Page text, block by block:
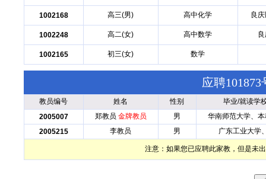
1002168 高三(男) 高中化学 良
1002248 高二(女) 高中数学
1002165 初三(女) 数学
应聘
教员编号 姓名 性别
毕业/就读学
2005007
郑教员 金牌教员 男
华南师范大学、
2005215
李教员 男 广东工业大学
注意：如果您已应聘此家教，但是未